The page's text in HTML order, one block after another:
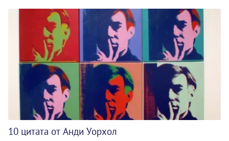
10 цитата от Анди Уорхол